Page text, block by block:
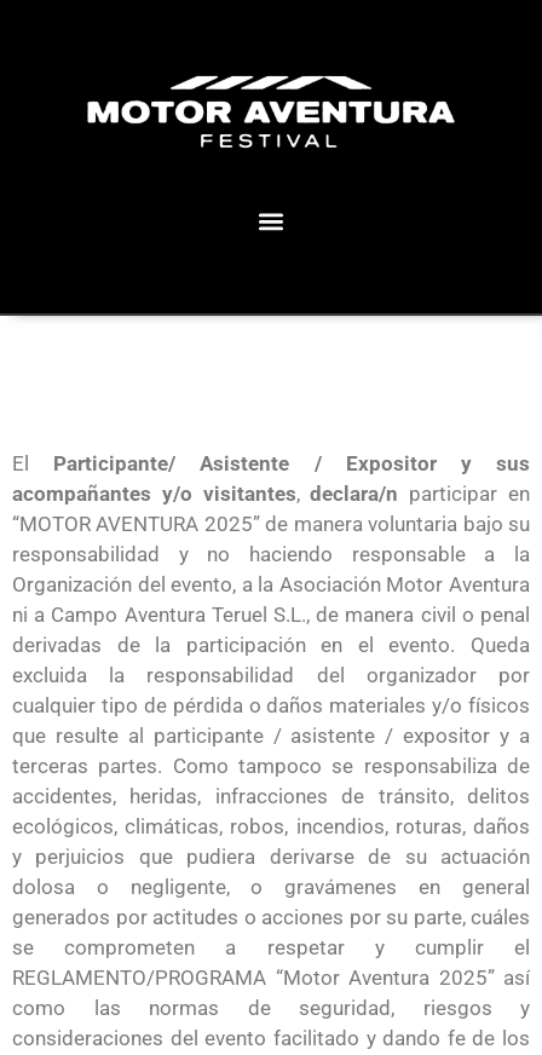
El Participante/ Asistente / Expositor y sus
acompañantes y/o visitantes,declara/n participar en
“MOTOR AVENTURA 2025” de manera voluntaria bajo su
responsabilidad y no haciendo responsable a la
Organización del evento, a la Asociación Motor Aventura
ni a Campo Aventura Teruel S.L., de manera civil o penal
derivadas de la participación en el evento. Queda
excluida la responsabilidad del organizador por
cualquier tipo de pérdida o daños materiales y/o físicos
que resulte al participante / asistente / expositor y a
terceras partes. Como tampoco se responsabiliza de
accidentes, heridas, infracciones de tránsito, delitos
ecológicos, climáticas, robos, incendios, roturas, daños
y perjuicios que pudiera derivarse de su actuación
dolosa o negligente, o gravámenes en general
generados por actitudes o acciones por su parte, cuáles
se comprometen a respetar y cumplir el
REGLAMENTO/PROGRAMA “Motor Aventura 2025” así
como las normas de seguridad, riesgos y
consideraciones del evento facilitado y dando fe de los